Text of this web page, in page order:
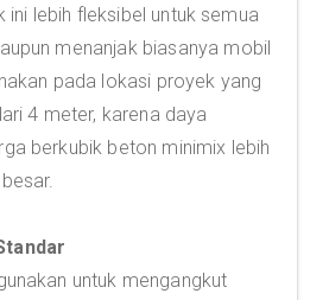
ini lebih fleksibel untuk semua
menanjak biasanya mobil
pada lokasi proyek yang
4 meter, karena daya
berkubik beton minimix lebih
untuk mengangkut